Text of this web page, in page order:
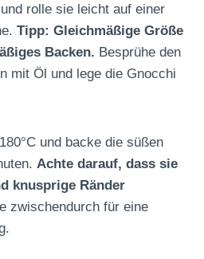
rolle sie leicht auf einer
Tipp: Gleichmäßige Größe
Backen. Besprühe den
mit Öl und lege die Gnocchi
und backe die süßen
Achte darauf, dass sie
knusprige Ränder
zwischendurch für eine